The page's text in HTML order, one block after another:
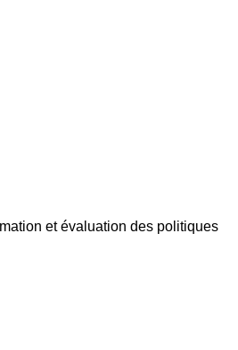
et évaluation des politiques